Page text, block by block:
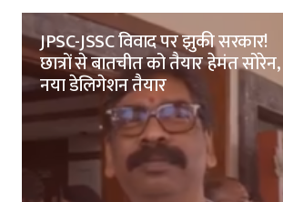
JPSC-JSSC विवाद पर झुकी सरकार!
छात्रों से बातचीत को तैयार हेमंत सोरेन,
नया डेलिगेशन तैयार